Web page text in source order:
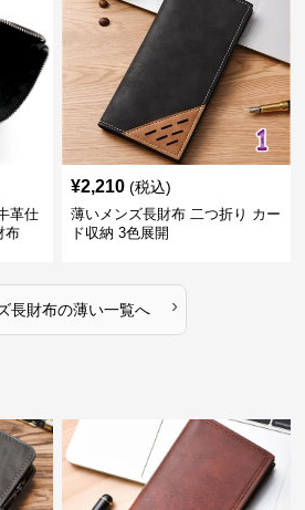
革仕
布
¥2,210 (税込)
薄いメンズ長財布 二つ折り カー
ド収納 3色展開
長財布の薄い一覧へ ›